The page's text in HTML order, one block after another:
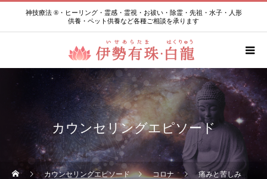
神技療法 ®・ヒーリング・霊感・霊視・お祓い・除霊・先祖・水子・人形
供養・ペット供養など各種ご相談を承ります
カウンセリングエピソード
カウンセリングエピソード コロナ 痛みと苦しみは非対面の遠隔施術で治るのか？